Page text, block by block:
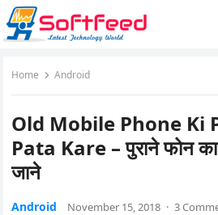
Home Android
Old Mobile Phone Ki
Pata Kare – पुराने फोन
जाने
Android November 15, 2018 · 3